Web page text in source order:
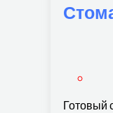
Готовый